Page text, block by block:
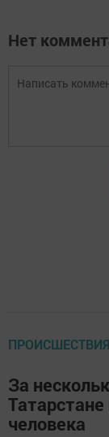
Нет
ПРОИСШЕСТВИЯ
За
человека